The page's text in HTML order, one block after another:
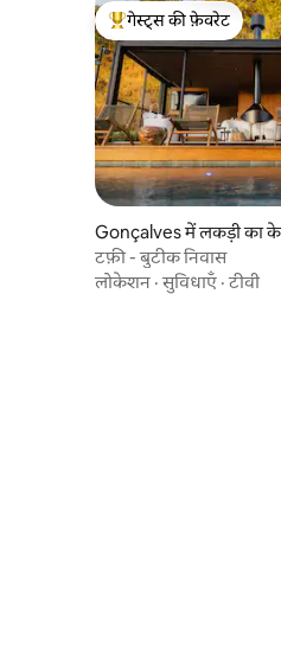
गेस्ट्स का टॉप फ़ेवरेट
गेस्ट्स की फ़ेवरेट
Gonçalves में लकड़ी का
टफ़ी - बुटीक निवास
लोकेशन ·सुविधाएँ ·टीवी